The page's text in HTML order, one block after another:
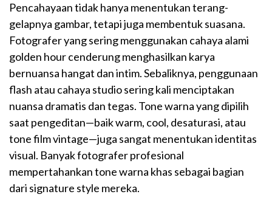
Pencahayaan tidak hanya menentukan terang-
gelapnya gambar, tetapi juga membentuk suasana.
Fotografer yang sering menggunakan cahaya alami
golden hour cenderung menghasilkan karya
bernuansa hangat dan intim. Sebaliknya, penggunaan
flash atau cahaya studio sering kali menciptakan
nuansa dramatis dan tegas. Tone warna yang dipilih
saat pengeditan—baik warm, cool, desaturasi, atau
tone film vintage—juga sangat menentukan identitas
visual. Banyak fotografer profesional
mempertahankan tone warna khas sebagai bagian
dari signature style mereka.